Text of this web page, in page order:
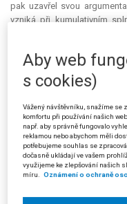
pak uzavřel svou
vzniká při kumulativním
ke vzniku nároku na
Ve své kasační
správního, ve znění
nesprávné právní
občan Spolkové republiky
základních práv Evropské
na základě státní
Dále stěžovatel
Aby web
s cookies)
Vážený návštěvníku, snažíme se
komfortu při používání našich
např. aby správně fungovalo
reklamou nebo abychom měli
potřebujeme souhlas se
dočasně ukládají ve vašem
využijeme ke zlepšování našich
míru.
Oznámení o ochraně